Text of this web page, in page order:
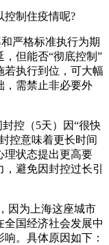
控制住疫情呢?
严格标准执行为期
但能否“彻底控制”
若执行到位，可大幅
，需禁止非必要外
控（5天）因“很快
控意味着更长时间
理状态提出更高要
避免因封控过长引
因为上海这座城市
国经济社会发展中
。具体原因如下：